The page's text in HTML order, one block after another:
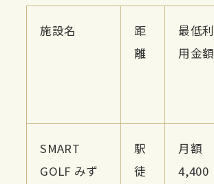
施設名
距
離
最低利
用金額
SMART
GOLF みず
駅
徒
月額
4,400